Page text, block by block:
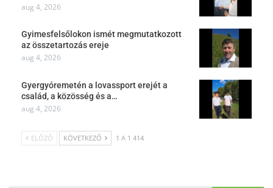
aug 4, 2026
Gyimesfelsőlokon ismét megmutatkozott
az összetartozás ereje
aug 4, 2026
Gyergyóremetén a lovassport erejét a
család, a közösség és a…
aug 4, 2026
ELŐZŐ KÖVETKEZŐ 1 A 1 414